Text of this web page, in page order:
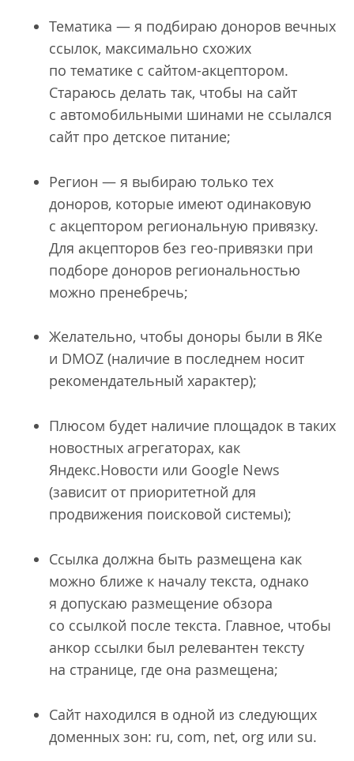
Тематика — я подбираю доноров вечных
ссылок, максимально схожих
по тематике с сайтом-акцептором.
Стараюсь делать так, чтобы на сайт
с автомобильными шинами не ссылался
сайт про детское питание;
Регион — я выбираю только тех
доноров, которые имеют одинаковую
с акцептором региональную привязку.
Для акцепторов без гео-привязки при
подборе доноров региональностью
можно пренебречь;
Желательно, чтобы доноры были в ЯКе
и DMOZ (наличие в последнем носит
рекомендательный характер);
Плюсом будет наличие площадок в таких
новостных агрегаторах, как
Яндекс.Новости или Google News
(зависит от приоритетной для
продвижения поисковой системы);
Ссылка должна быть размещена как
можно ближе к началу текста, однако
я допускаю размещение обзора
со ссылкой после текста. Главное, чтобы
анкор ссылки был релевантен тексту
на странице, где она размещена;
Сайт находился в одной из следующих
доменных зон: ru, com, net, org или su.